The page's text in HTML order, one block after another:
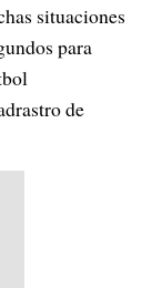
situaciones
para
de